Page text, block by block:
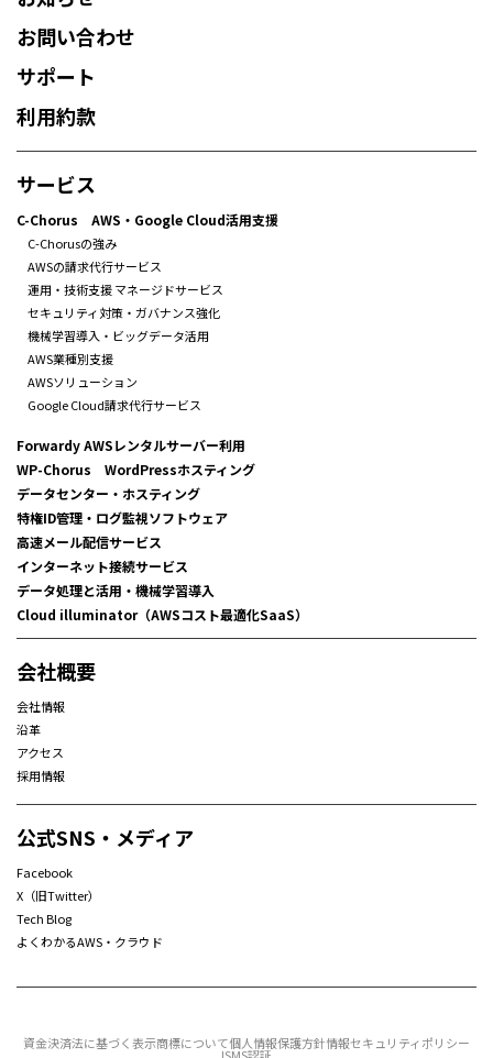
お問い合わせ
サポート
利用約款
サービス
C-Chorus AWS・Google Cloud活用支援
C-Chorusの強み
AWSの請求代行サービス
運用・技術支援 マネージドサービス
セキュリティ対策・ガバナンス強化
機械学習導入・ビッグデータ活用
AWS業種別支援
AWSソリューション
Google Cloud請求代行サービス
Forwardy AWSレンタルサーバー利用
WP-Chorus WordPressホスティング
データセンター・ホスティング
特権ID管理・ログ監視ソフトウェア
高速メール配信サービス
インターネット接続サービス
データ処理と活用・機械学習導入
Cloud illuminator（AWSコスト最適化SaaS）
会社概要
会社情報
沿革
アクセス
採用情報
公式SNS・メディア
Facebook
X（旧Twitter）
Tech Blog
よくわかるAWS・クラウド
資金決済法に基づく表示商標について個人情報保護方針情報セキュリティポリシー